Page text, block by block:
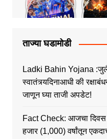
ताज्या घडामोडी
Ladki Bahin Yojana
स्वातंत्र्यदिनाआधी की
जाणून घ्या ताजी अपडेट!
Fact Check: आजचा
हजार (1,000) वर्षांतून